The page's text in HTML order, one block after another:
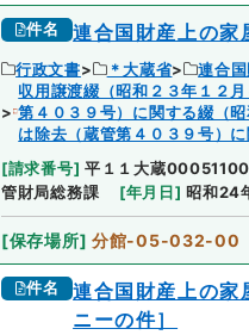
件名 連合国財産上の家
行政文書 ＊大蔵省
連合
収用譲渡綴（昭和２３年１２
第４０３９号）に関する綴（
は除去（蔵管第４０３９号）
[請求番号] 平１１大蔵00051100
管財局総務課
[年月日] 昭和24
[保存場所] 分館-05-032-00
件名
連合国財産上の家
ニーの件］